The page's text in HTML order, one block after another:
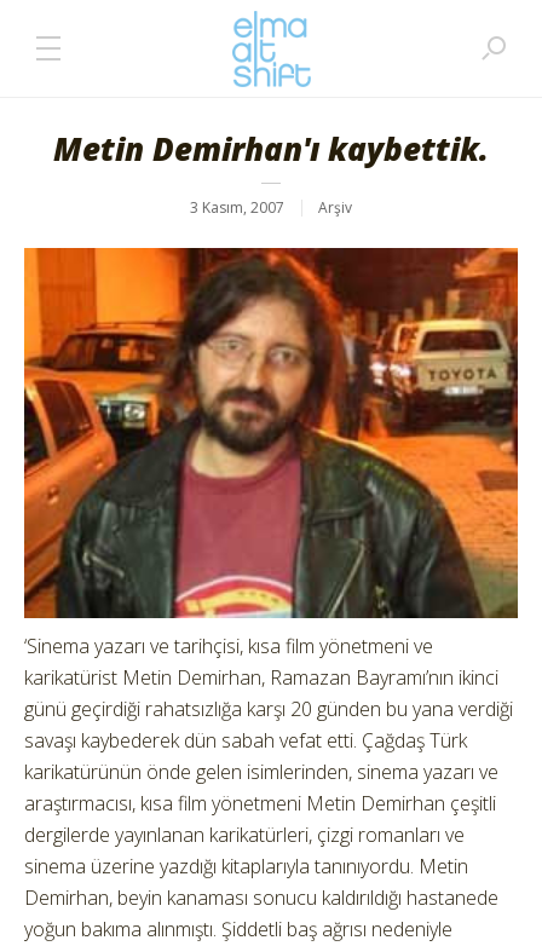
Metin Demirhan'ı kaybettik.
3 Kasım, 2007 Arşiv
‘Sinema yazarı ve tarihçisi, kısa film yönetmeni ve
karikatürist Metin Demirhan, Ramazan Bayramı’nın ikinci
günü geçirdiği rahatsızlığa karşı 20 günden bu yana verdiği
savaşı kaybederek dün sabah vefat etti. Çağdaş Türk
karikatürünün önde gelen isimlerinden, sinema yazarı ve
araştırmacısı, kısa film yönetmeni Metin Demirhan çeşitli
dergilerde yayınlanan karikatürleri, çizgi romanları ve
sinema üzerine yazdığı kitaplarıyla tanınıyordu. Metin
Demirhan, beyin kanaması sonucu kaldırıldığı hastanede
yoğun bakıma alınmıştı. Şiddetli baş ağrısı nedeniyle